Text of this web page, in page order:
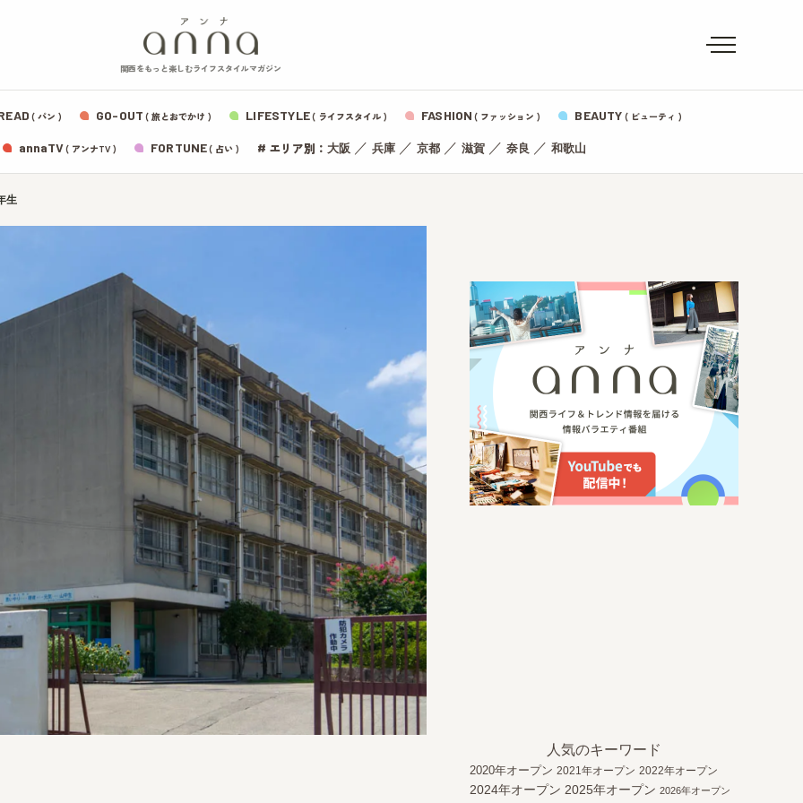
関西をもっと楽しむライフスタイルマガジン
( パン ) GO-OUT ( 旅とおでかけ ) LIFESTYLE( ライフスタイル ) FASHION ( ファッション ) BEAUTY ( ビューティ )
annaTV( アンナTV ) FORTUNE( 占い ) # エリア別： 大阪 ／ 兵庫／ 京都／ 滋賀／ 奈良 ／ 和歌山
生
人気のキーワード
2020年オープン 2021年オープン 2022年オープン
2024年オープン 2025年オープン 2026年オープン